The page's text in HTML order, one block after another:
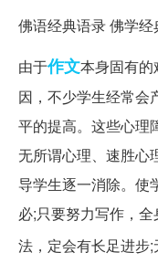
佛语经典语录 佛学
由于作文本身固有
因，不少学生经常会
平的提高。这些心理
无所谓心理、速胜心
导学生逐一消除。使
必;只要努力写作，
法，定会有长足进步;